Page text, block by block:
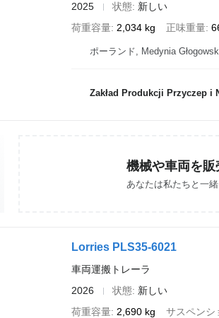
2025
状態 新しい
荷重容量 2,034 kg 正味重量
ポーランド, Medynia
Zakład Produkcji Przyczep i
機械や車両を販
あなたは私たちと一
Lorries PLS35-6021
車両運搬トレーラ
2026
状態 新しい
荷重容量 2,690 kg サスペンシ